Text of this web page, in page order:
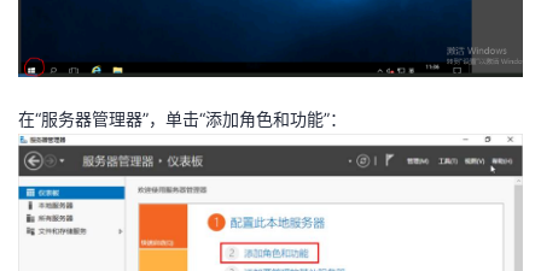
在“服务器管理器”，单击“添加角色和功能”：